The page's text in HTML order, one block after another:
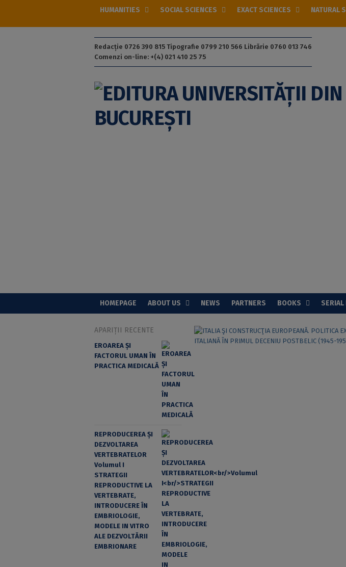
HUMANITIES SOCIAL SCIENCES EXACT SCIENCES NATURAL
Redacție 0726 390 815 Tipografie 0799 210 566 Librărie 0760 013 746
Comenzi on-line: +(4) 021 410 25 75
HOMEPAGE ABOUT US NEWS PARTNERS BOOKS SERIAL
APARIȚII RECENTE
EROAREA ȘI
FACTORUL UMAN ÎN
PRACTICA MEDICALĂ
REPRODUCEREA ȘI
DEZVOLTAREA
VERTEBRATELOR
Volumul I
STRATEGII
REPRODUCTIVE LA
VERTEBRATE,
INTRODUCERE ÎN
EMBRIOLOGIE,
MODELE IN VITRO
ALE DEZVOLTĂRII
EMBRIONARE